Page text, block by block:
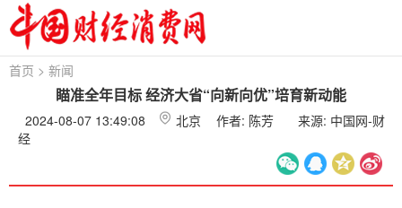
首页 > 新闻
瞄准全年目标 经济大省“向新向优”培育新动能
2024-08-07 13:49:08 北京 作者: 陈芳
来源: 中国网-财
经